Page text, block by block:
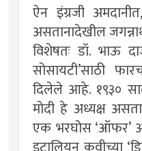
ऐन इंग्रजी
असतानादेखील
विशेषतः डॉ. भाऊ
सोसायटी’साठी
दिलेले आहे. १९३०
मोदी हे अध्यक्ष
एक भरघोस ‘ऑफर’